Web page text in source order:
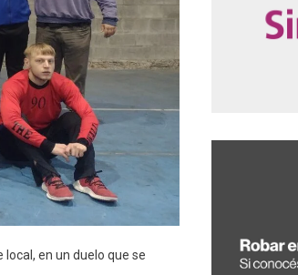
local, en un duelo que se